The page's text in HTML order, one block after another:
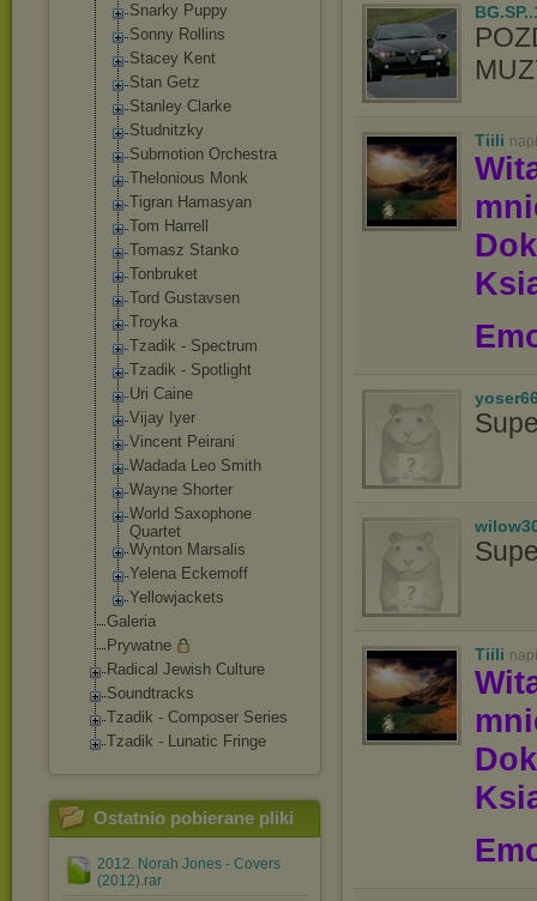
Snarky Puppy
Sonny Rollins
Stacey Kent
Stan Getz
Stanley Clarke
Studnitzky
Submotion Orchestra
Thelonious Monk
Tigran Hamasyan
Tom Harrell
Tomasz Stanko
Tonbruket
Tord Gustavsen
Troyka
Tzadik - Spectrum
Tzadik - Spotlight
Uri Caine
Vijay Iyer
Vincent Peirani
Wadada Leo Smith
Wayne Shorter
World Saxophone
Quartet
Wynton Marsalis
Yelena Eckemoff
Yellowjackets
Galeria
Prywatne
Radical Jewish Culture
Soundtracks
Tzadik - Composer Series
Tzadik - Lunatic Fringe
Ostatnio pobierane pliki
2012. Norah Jones - Covers
(2012).rar
Tiili
Tiili